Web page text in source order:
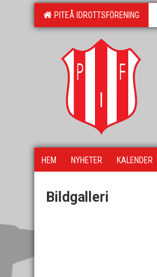
PITEÅ IDROTTSFÖRENING
HEM NYHETER KALENDER
Bildgalleri